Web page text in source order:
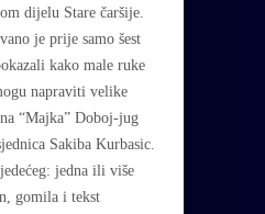
dijelu Stare čaršije.
je prije samo šest
kako male ruke
napraviti velike
“Majka” Doboj-jug
Sakiba Kurbasic.